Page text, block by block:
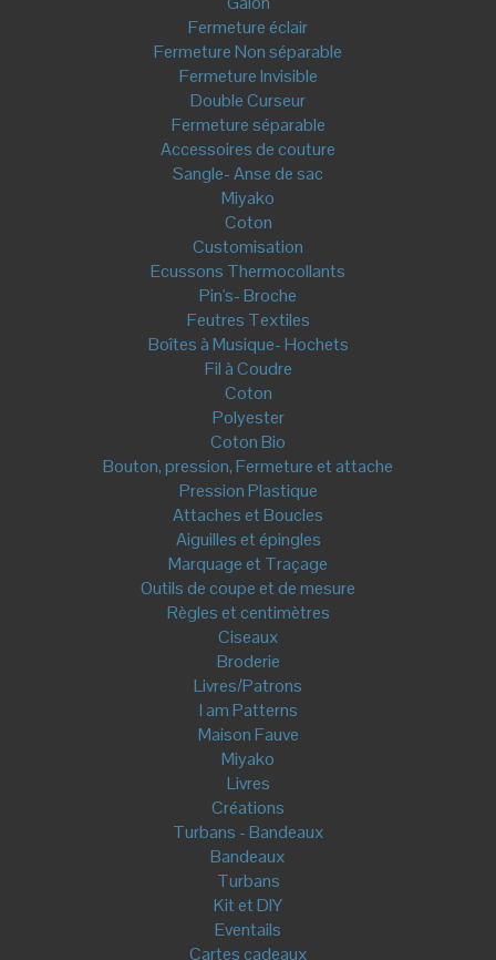
Tous droits réservés © By Tatie Fofie – RCS Albi 824 296 792